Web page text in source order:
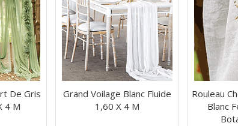
De Gris
4 M
Grand Voilage Blanc Fluide
1,60 X 4 M
Rouleau
Blanc